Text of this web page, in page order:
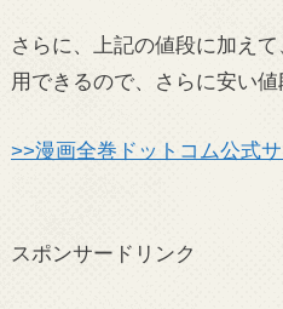
さらに、上記の値段に加え
用できるので、さらに安い値
>>漫画全巻ドットコム公式サ
スポンサードリンク